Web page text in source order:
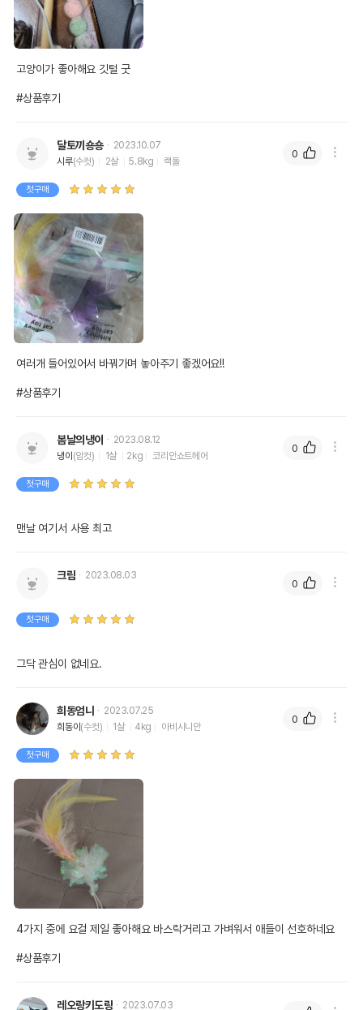
고양이가 좋아해요 깃털 굿
#상품후기
달토끼숑숑
2023.10.07
시루(수컷) 2살 5.8kg 랙돌
첫구매
여러개 들어있어서 바꿔가며 놓아주기 좋겠어요!!
#상품후기
0
봄날의냉이
2023.08.12
냉이 (암컷) 1살 2kg 코리안쇼트헤어
첫구매
맨날 여기서 사용 최고
0
크림 2023.08.03
첫구매
그닥 관심이 없네요.
0
희동엄니
2023.07.25
희동이 (수컷) 1살 4kg 아비시니안
첫구매
4가지 중에 요걸 제일 좋아해요 바스락거리고 가벼워서 애들이 선호하네요
#상품후기
0
레오랑키도랑
2023.07.03